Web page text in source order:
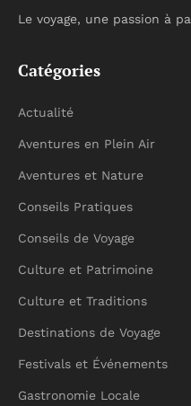
Le voyage, une passion à
Catégories
Actualité
Aventures en Plein Air
Aventures et Nature
Conseils Pratiques
Conseils de Voyage
Culture et Patrimoine
Culture et Traditions
Destinations de Voyage
Festivals et Événements
Gastronomie Locale